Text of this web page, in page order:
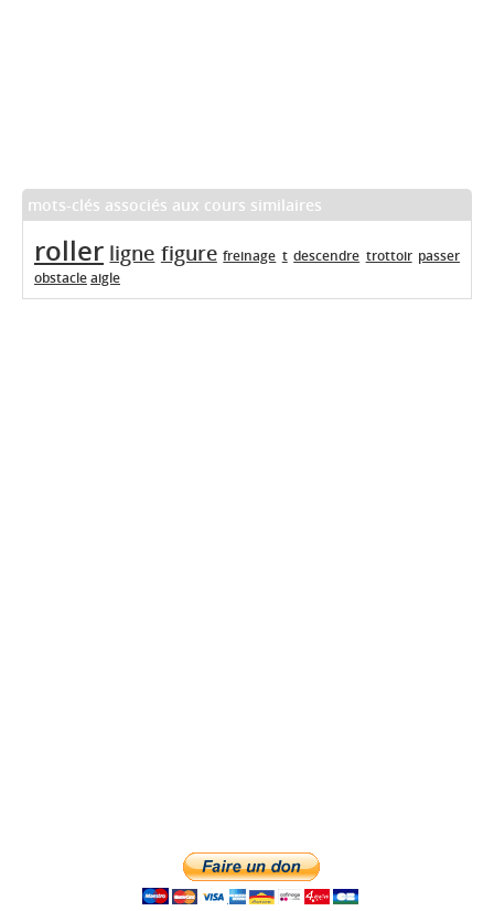
mots-clés associés aux cours similaires
roller ligne figure freinage t descendre trottoir passer
obstacleaigle